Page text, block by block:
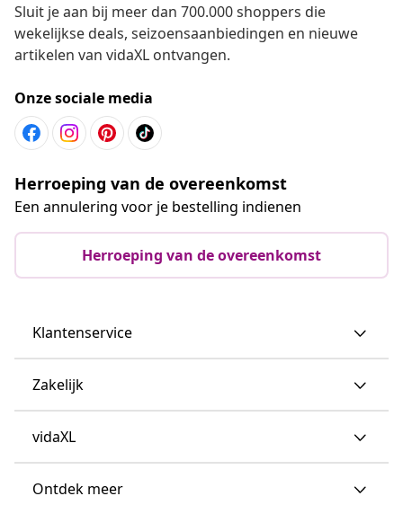
Sluit je aan bij meer dan 700.000 shoppers die
wekelijkse deals, seizoensaanbiedingen en nieuwe
artikelen van vidaXL ontvangen.
Onze sociale media
Herroeping van de overeenkomst
Een annulering voor je bestelling indienen
Herroeping van de overeenkomst
Klantenservice
Zakelijk
vidaXL
Ontdek meer